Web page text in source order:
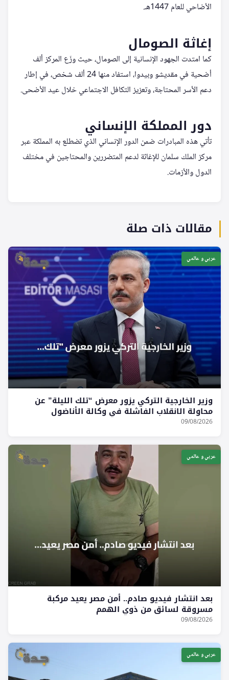
الأضاحي للعام 1447هـ.
إغاثة الصومال
كما امتدت الجهود الإنسانية إلى الصومال، حيث وزّع المركز ألف
أضحية في مقديشو وبيدوا، استفاد منها 24 ألف شخص، في إطار
دعم الأسر المحتاجة، وتعزيز التكافل الاجتماعي خلال عيد الأضحى.
دور المملكة الإنساني
تأتي هذه المبادرات ضمن الدور الإنساني الذي تضطلع به المملكة عبر
مركز الملك سلمان للإغاثة لدعم المتضررين والمحتاجين في مختلف
الدول والأزمات.
مقالات ذات صلة
عربي و عالمي
وزير الخارجية التركي يزور معرض “تلك الليلة” عن
محاولة الانقلاب الفاشلة في وكالة الأناضول
09/08/2026
عربي و عالمي
بعد انتشار فيديو صادم.. أمن مصر يعيد مركبة
مسروقة لسائق من ذوي الهمم
09/08/2026
عربي و عالمي